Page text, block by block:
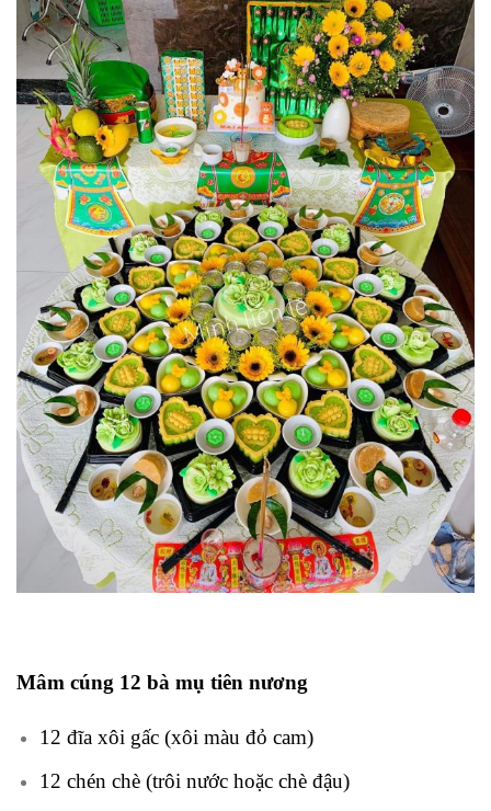
Mâm cúng 12 bà mụ tiên nương
12 đĩa xôi gấc (xôi màu đỏ cam)
12 chén chè (trôi nước hoặc chè đậu)